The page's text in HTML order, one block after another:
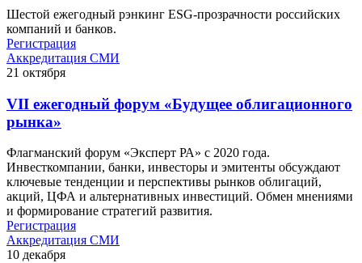
Шестой ежегодный рэнкинг ESG-прозрачности российских
компаний и банков.
Регистрация
Аккредитация СМИ
21 октября
VII ежегодный форум «Будущее облигационного
рынка»
Флагманский форум «Эксперт РА» с 2020 года.
Инвесткомпании, банки, инвесторы и эмитенты обсуждают
ключевые тенденции и перспективы рынков облигаций,
акций, ЦФА и альтернативных инвестиций. Обмен мнениями
и формирование стратегий развития.
Регистрация
Аккредитация СМИ
10 декабря